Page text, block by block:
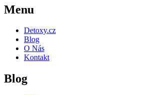
Menu
Detoxy.cz
Blog
O Nás
Kontakt
Blog